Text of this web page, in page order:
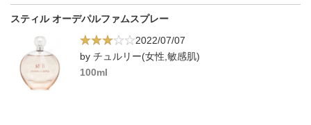
スティル オーデパルファムスプレー
2022/07/07
by チュルリー(女性,敏感肌)
100ml